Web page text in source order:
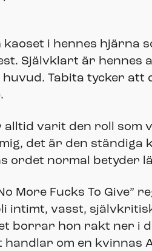
kaoset i hennes hjärna
Självklart är hennes
Tabita tycker att
alltid varit den roll som
det är den ständiga
ordet normal betyder
More Fucks To Give”
intimt, vasst,
borrar hon rakt ner i
om en kvinnas